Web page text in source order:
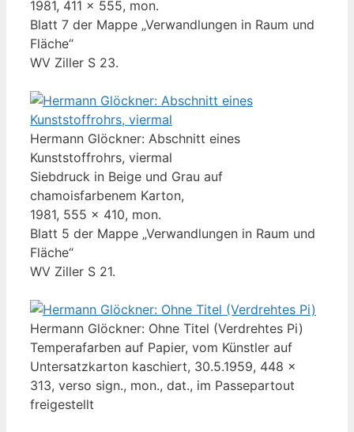
1981, 411 x 555, mon.
Blatt 7 der Mappe „Verwandlungen in Raum und
Fläche“
WV Ziller S 23.
Hermann Glöckner: Abschnitt eines
Kunststoffrohrs, viermal
Siebdruck in Beige und Grau auf
chamoisfarbenem Karton,
1981, 555 x 410, mon.
Blatt 5 der Mappe „Verwandlungen in Raum und
Fläche“
WV Ziller S 21.
Hermann Glöckner: Ohne Titel (Verdrehtes Pi)
Temperafarben auf Papier, vom Künstler auf
Untersatzkarton kaschiert, 30.5.1959, 448 x
313, verso sign., mon., dat., im Passepartout
freigestellt